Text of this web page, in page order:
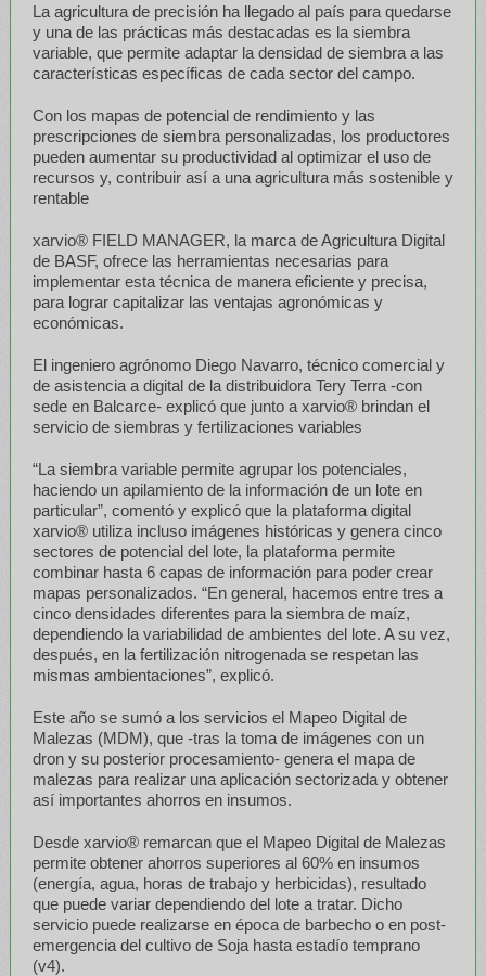
La agricultura de precisión ha llegado al país para quedarse
y una de las prácticas más destacadas es la siembra
variable, que permite adaptar la densidad de siembra a las
características específicas de cada sector del campo.
Con los mapas de potencial de rendimiento y las
prescripciones de siembra personalizadas, los productores
pueden aumentar su productividad al optimizar el uso de
recursos y, contribuir así a una agricultura más sostenible y
rentable
xarvio® FIELD MANAGER, la marca de Agricultura Digital
de BASF, ofrece las herramientas necesarias para
implementar esta técnica de manera eficiente y precisa,
para lograr capitalizar las ventajas agronómicas y
económicas.
El ingeniero agrónomo Diego Navarro, técnico comercial y
de asistencia a digital de la distribuidora Tery Terra -con
sede en Balcarce- explicó que junto a xarvio® brindan el
servicio de siembras y fertilizaciones variables
“La siembra variable permite agrupar los potenciales,
haciendo un apilamiento de la información de un lote en
particular”, comentó y explicó que la plataforma digital
xarvio® utiliza incluso imágenes históricas y genera cinco
sectores de potencial del lote, la plataforma permite
combinar hasta 6 capas de información para poder crear
mapas personalizados. “En general, hacemos entre tres a
cinco densidades diferentes para la siembra de maíz,
dependiendo la variabilidad de ambientes del lote. A su vez,
después, en la fertilización nitrogenada se respetan las
mismas ambientaciones”, explicó.
Este año se sumó a los servicios el Mapeo Digital de
Malezas (MDM), que -tras la toma de imágenes con un
dron y su posterior procesamiento- genera el mapa de
malezas para realizar una aplicación sectorizada y obtener
así importantes ahorros en insumos.
Desde xarvio® remarcan que el Mapeo Digital de Malezas
permite obtener ahorros superiores al 60% en insumos
(energía, agua, horas de trabajo y herbicidas), resultado
que puede variar dependiendo del lote a tratar. Dicho
servicio puede realizarse en época de barbecho o en post-
emergencia del cultivo de Soja hasta estadío temprano
(v4).